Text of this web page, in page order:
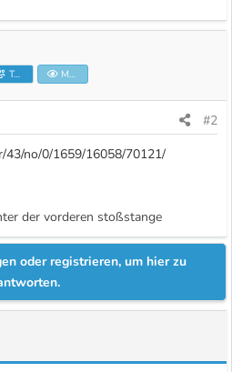
Teammitglied Moderator
#2
43/no/0/1659/16058/70121/
der vorderen stoßstange
oder registrieren, um hier zu